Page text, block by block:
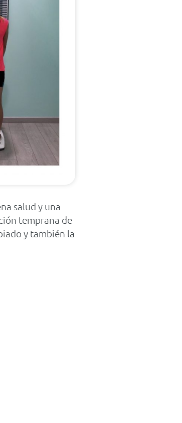
salud y una
temprana de
y también la